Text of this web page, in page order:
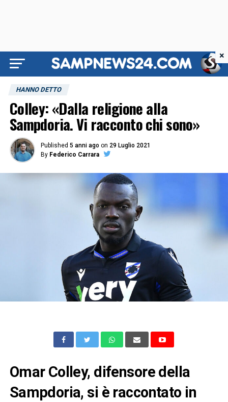
HANNO DETTO
Colley: «Dalla religione alla
Sampdoria. Vi racconto chi sono»
Published 5 anni ago on 29 Luglio 2021
By Federico Carrara
Omar Colley, difensore della
Sampdoria, si è raccontato in
×